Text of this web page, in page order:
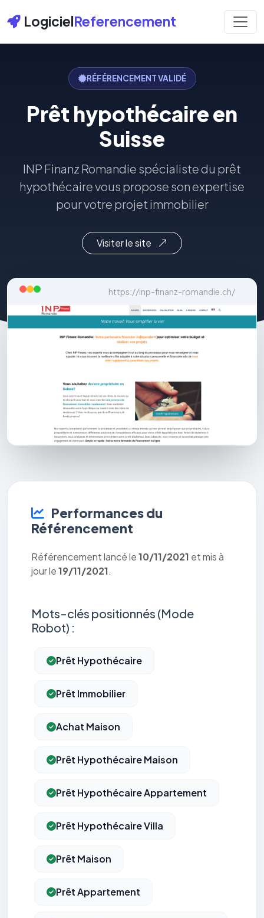
LogicielReferencement
RÉFÉRENCEMENT VALIDÉ
Prêt hypothécaire en
Suisse
INP Finanz Romandie spécialiste du prêt
hypothécaire vous propose son expertise
pour votre projet immobilier
Visiter le site
https://inp-finanz-romandie.ch/
Performances du
Référencement
Référencement lancé le10/11/2021 et mis à
jour le19/11/2021.
Mots-clés positionnés (Mode
Robot) :
Prêt Hypothécaire
Prêt Immobilier
Achat Maison
Prêt Hypothécaire Maison
Prêt Hypothécaire Appartement
Prêt Hypothécaire Villa
Prêt Maison
Prêt Appartement